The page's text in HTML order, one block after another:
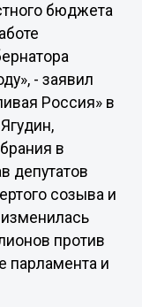
бюджета
- заявил
Россия» в
в
депутатов
созыва и
против
парламента и